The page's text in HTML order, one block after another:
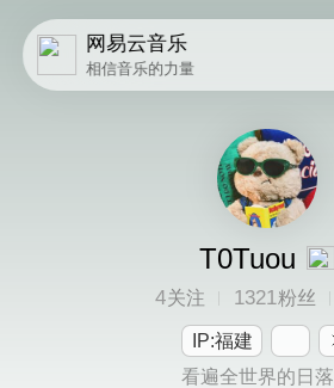
网易云音乐
相信音乐的力量
T0Tuou
4关注 1321粉丝
IP:福建
看遍全世界的日落